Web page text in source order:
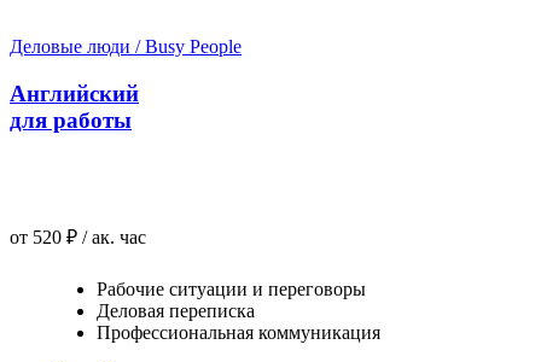
Деловые люди / Busy People
Английский
для работы
от 520 ₽ / ак. час
Рабочие ситуации и переговоры
Деловая переписка
Профессиональная коммуникация